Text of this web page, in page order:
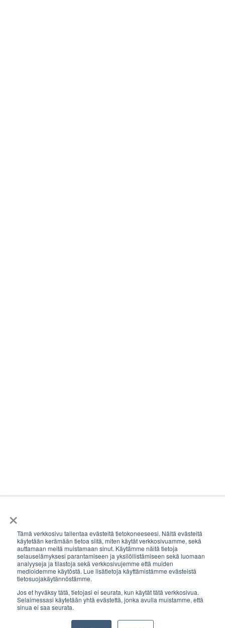
×
Tämä verkkosivu tallentaa evästeitä tietokoneeseesi. Näitä evästeitä
käytetään kerämään tietoa siitä, miten käytät verkkosivuamme, sekä
auttamaan meitä muistamaan sinut. Käytämme näitä tietoja
selauselämyksesi parantamiseen ja yksilöllistämiseen sekä luomaan
analyyseja ja tilastoja sekä verkkosivujemme että muiden
medioidemme käytöstä. Lue lisätietoja käyttämistämme evästeistä
tietosuojakäytännöstämme.
Jos et hyväksy tätä, tietojasi ei seurata, kun käytät tätä verkkosivua.
Selaimessasi käytetään yhtä evästettä, jonka avulla muistamme, että
sinua ei saa seurata.